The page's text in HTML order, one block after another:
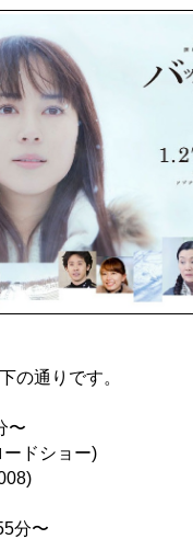
の通りです。
〜
ドショー)
分〜